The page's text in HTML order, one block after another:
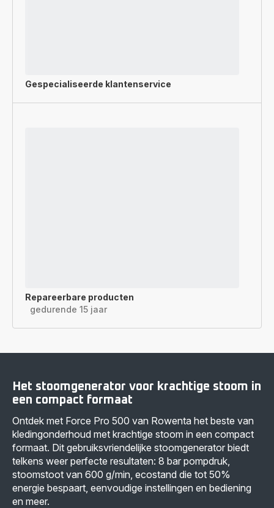
Gespecialiseerde klantenservice
Repareerbare producten
gedurende 15 jaar
Het stoomgenerator voor krachtige stoom in
een compact formaat
Ontdek met Force Pro 500 van Rowenta het beste van
kledingonderhoud met krachtige stoom in een compact
formaat. Dit gebruiksvriendelijke stoomgenerator biedt
telkens weer perfecte resultaten: 8 bar pompdruk,
stoomstoot van 600 g/min, ecostand die tot 50%
energie bespaart, eenvoudige instellingen en bediening
en meer.